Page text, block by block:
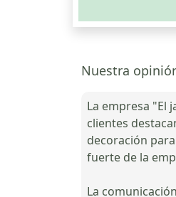
Nuestra
La empresa "El
clientes
decoración
fuerte de la
La